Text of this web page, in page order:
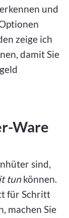
und
zeige ich
damit Sie
Ware
sind,
tunkönnen.
für Schritt
machen Sie